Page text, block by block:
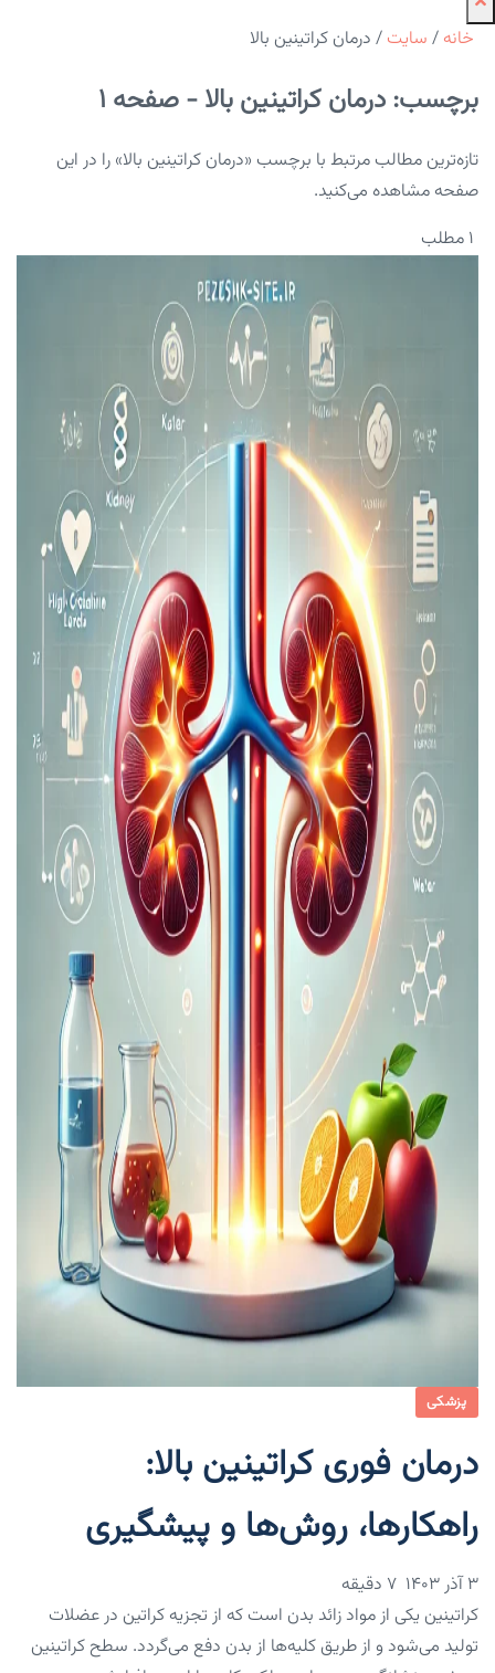
خانه / سایت / درمان کراتینین بالا
برچسب: درمان کراتینین بالا - صفحه 1
تازه‌ترین مطالب مرتبط با برچسب «درمان کراتینین بالا» را در این
صفحه مشاهده می‌کنید.
۱ مطلب
پزشکی
درمان فوری کراتینین بالا:
راهکارها، روش‌ها و پیشگیری
۳ آذر ۱۴۰۳
کراتینین یکی از مواد زائد بدن است که از تجزیه کراتین در عضلات
تولید می‌شود و از طریق کلیه‌ها از بدن دفع می‌گردد. سطح کراتینین